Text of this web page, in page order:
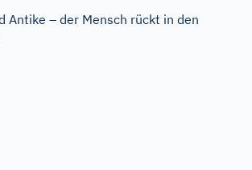
Antike – der Mensch rückt in den